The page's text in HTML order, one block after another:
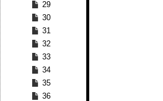
29
30
31
32
33
34
35
36